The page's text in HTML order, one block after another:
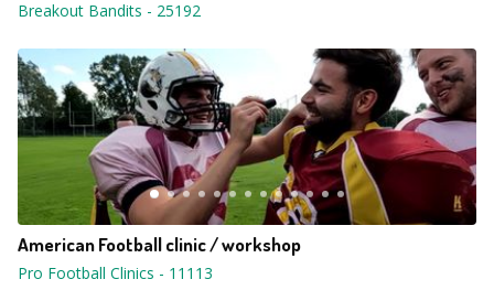
Breakout Bandits - 25192
American Football clinic / workshop
Pro Football Clinics - 11113